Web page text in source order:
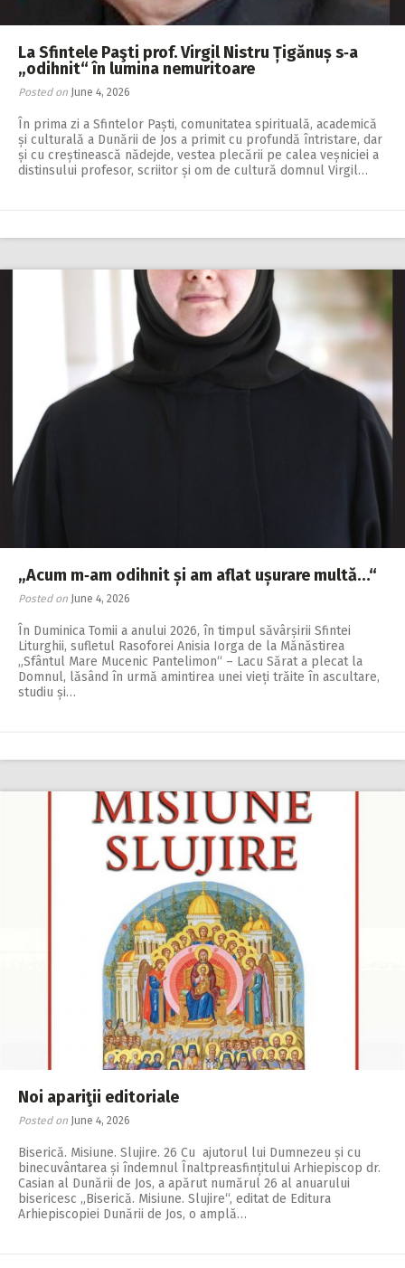
La Sfintele Paşti prof. Virgil Nistru Țigănuș s‑a
„odihnit“ în lumina nemuritoare
Posted on June 4, 2026
În prima zi a Sfintelor Paști, comunitatea spirituală, academică
și culturală a Dunării de Jos a primit cu profundă întristare, dar
și cu creștinească nădejde, vestea plecării pe calea veșniciei a
distinsului profesor, scriitor și om de cultură domnul Virgil…
„Acum m‑am odihnit și am aflat ușurare multă…“
Posted on June 4, 2026
În Duminica Tomii a anului 2026, în timpul săvârșirii Sfintei
Liturghii, sufletul Rasoforei Anisia Iorga de la Mănăstirea
„Sfântul Mare Mucenic Pantelimon“ – Lacu Sărat a plecat la
Domnul, lăsând în urmă amintirea unei vieți trăite în ascultare,
studiu și…
Noi apariţii editoriale
Posted on June 4, 2026
Biserică. Misiune. Slujire. 26 Cu ajutorul lui Dumnezeu și cu
binecuvântarea și îndemnul Înaltpreasfințitului Arhiepiscop dr.
Casian al Dunării de Jos, a apărut numărul 26 al anuarului
bisericesc „Biserică. Misiune. Slujire“, editat de Editura
Arhiepiscopiei Dunării de Jos, o amplă…